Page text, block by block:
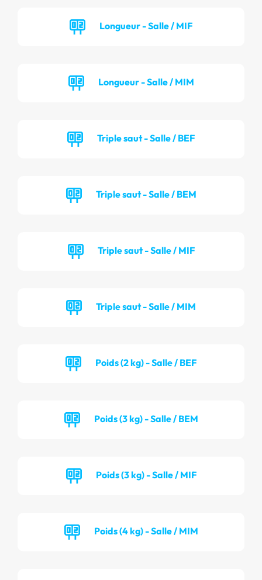
Longueur - Salle / MIF
Longueur - Salle / MIM
Triple saut - Salle / BEF
Triple saut - Salle / BEM
Triple saut - Salle / MIF
Triple saut - Salle / MIM
Poids (2 kg) - Salle / BEF
Poids (3 kg) - Salle / BEM
Poids (3 kg) - Salle / MIF
Poids (4 kg) - Salle / MIM